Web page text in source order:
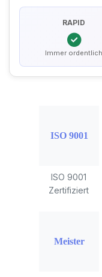
RAPID
Immer ordentlich
ISO 9001
Zertifiziert